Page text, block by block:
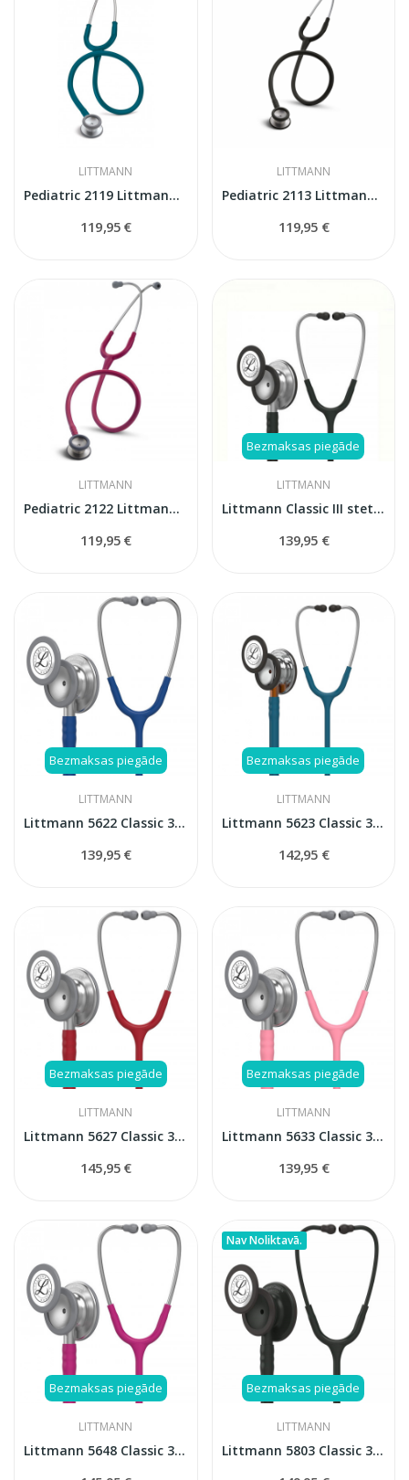
LITTMANN
Pediatric 2119 Littmann Classic II stetoskops
119,95 €
LITTMANN
Pediatric 2113 Littmann Classic II stetoskops
119,95 €
LITTMANN
Pediatric 2122 Littmann Classic II stetoskops
119,95 €
Bezmaksas piegāde
LITTMANN
Littmann Classic III stetoskops, melns (Black),...
139,95 €
Bezmaksas piegāde
LITTMANN
Littmann 5622 Classic 3 stetoskops
139,95 €
Bezmaksas piegāde
LITTMANN
Littmann 5623 Classic 3 Carribean blue stetoskops
142,95 €
Bezmaksas piegāde
LITTMANN
Littmann 5627 Classic 3 stetoskops
145,95 €
Bezmaksas piegāde
LITTMANN
Littmann 5633 Classic 3 stetoskops
139,95 €
Bezmaksas piegāde
LITTMANN
Littmann 5648 Classic 3 stetoskops
Bezmaksas piegāde
Nav Noliktavā.
LITTMANN
Littmann 5803 Classic 3 stetoskops